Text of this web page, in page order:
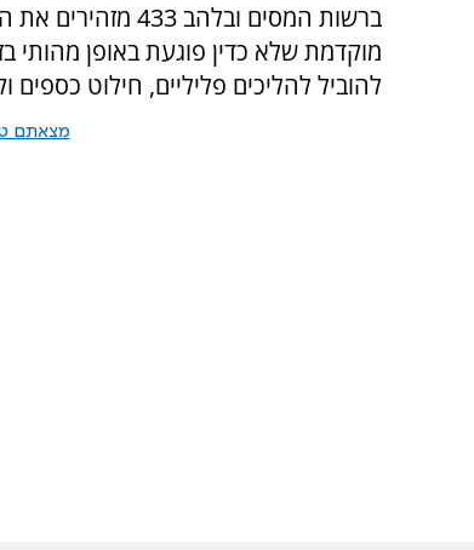
ברשות המסים
מוקדמת שלא כדין פוגעת באופן מהותי
להוביל להליכים פליליים, חילוט כספים
מצאתם